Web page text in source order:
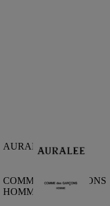
AURALEE
COMME des GARCONS
HOMME